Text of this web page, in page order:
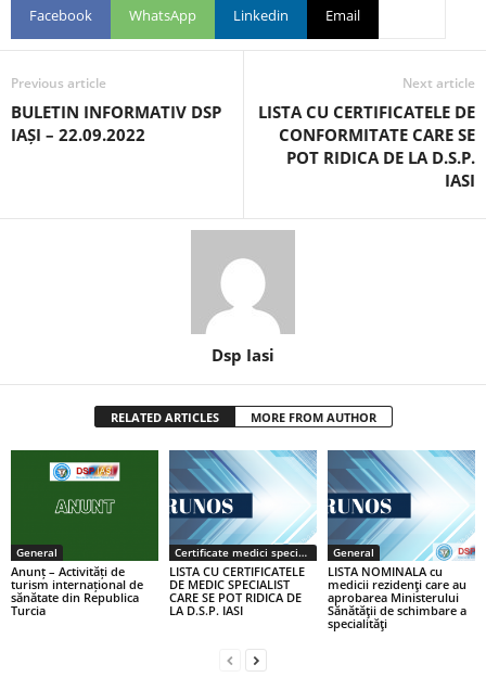
Facebook WhatsApp Linkedin Email
Previous article
BULETIN INFORMATIV DSP
IAȘI – 22.09.2022
Next article
LISTA CU CERTIFICATELE DE
CONFORMITATE CARE SE
POT RIDICA DE LA D.S.P.
IASI
Dsp Iasi
RELATED ARTICLES MORE FROM AUTHOR
General
Anunț – Activități de
turism internațional de
sănătate din Republica
Turcia
Certificate medici specialiști / primari
LISTA CU CERTIFICATELE
DE MEDIC SPECIALIST
CARE SE POT RIDICA DE
LA D.S.P. IASI
General
LISTA NOMINALA cu
medicii rezidenţi care au
aprobarea Ministerului
Sănătăţii de schimbare a
specialităţi